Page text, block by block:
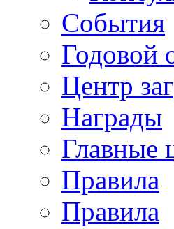
События
Годовой
Центр
Награды
Главные
Правила
Правила